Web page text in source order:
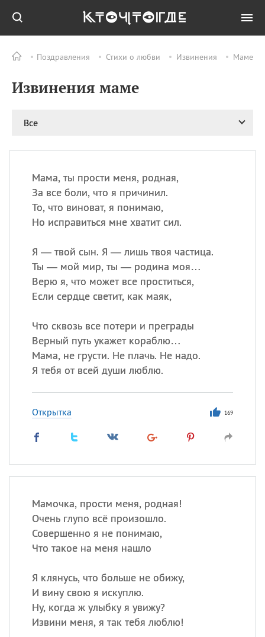
Поздравления Стихи о любви Извинения Маме
Извинения маме
Все
Мама, ты прости меня, родная,
За все боли, что я причинил.
То, что виноват, я понимаю,
Но исправиться мне хватит сил.
Я — твой сын. Я — лишь твоя частица.
Ты — мой мир, ты — родина моя…
Верю я, что может все проститься,
Если сердце светит, как маяк,
Что сквозь все потери и преграды
Верный путь укажет кораблю…
Мама, не грусти. Не плачь. Не надо.
Я тебя от всей души люблю.
Открытка 169
Мамочка, прости меня, родная!
Очень глупо всё произошло.
Совершенно я не понимаю,
Что такое на меня нашло
Я клянусь, что больше не обижу,
И вину свою я искуплю.
Ну, когда ж улыбку я увижу?
Извини меня, я так тебя люблю!
ПРАЗДНИКИ Все
09.08
09.08
Национальный день
рисового пудинга
День Дымняшки
(Smokey Bear Day)
ИМЕНА
Сегодня празднуют именины
Сергей, Теодор,
Посмотреть значение
происхождение